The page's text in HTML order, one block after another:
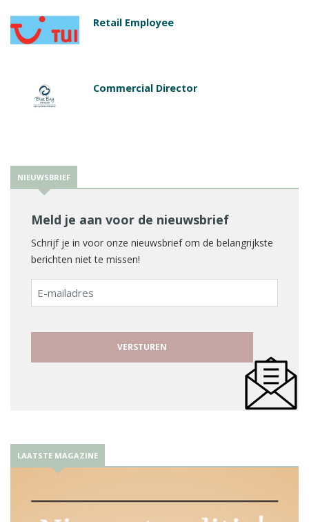
Retail Employee
Commercial Director
NIEUWSBRIEF
Meld je aan voor de nieuwsbrief
Schrijf je in voor onze nieuwsbrief om de belangrijkste
berichten niet te missen!
E-
mailadres
LAATSTE MAGAZINE